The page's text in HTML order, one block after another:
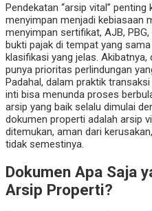
Pendekatan “arsip vital”
menyimpan menjadi kebiasaan
menyimpan sertifikat, AJB,
bukti pajak di tempat yang
klasifikasi yang jelas.
punya prioritas perlindungan
Padahal, dalam praktik
inti bisa menunda proses
arsip yang baik selalu dimulai
dokumen properti adalah arsip
ditemukan, aman dari
tidak semestinya.
Dokumen Apa Saja
Arsip Properti?